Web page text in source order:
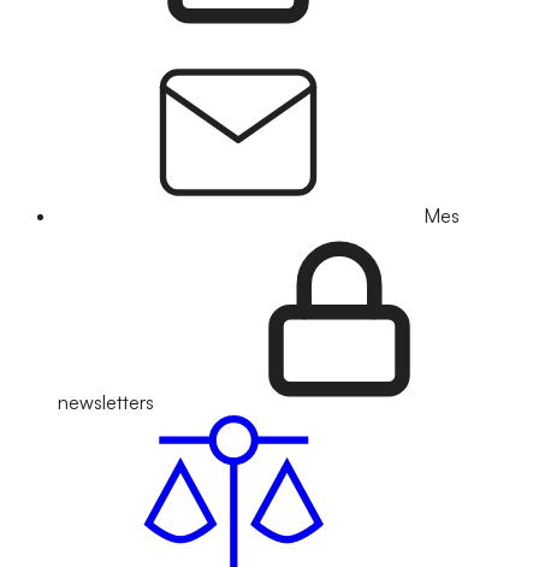
Mes
newsletters